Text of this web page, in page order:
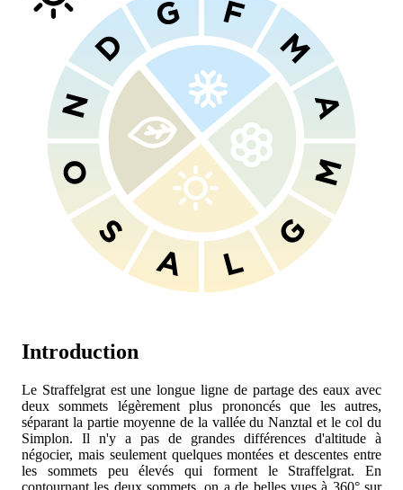
Introduction
Le Straffelgrat est une longue ligne de partage des eaux avec
deux sommets légèrement plus prononcés que les autres,
séparant la partie moyenne de la vallée du Nanztal et le col du
Simplon. Il n'y a pas de grandes différences d'altitude à
négocier, mais seulement quelques montées et descentes entre
les sommets peu élevés qui forment le Straffelgrat. En